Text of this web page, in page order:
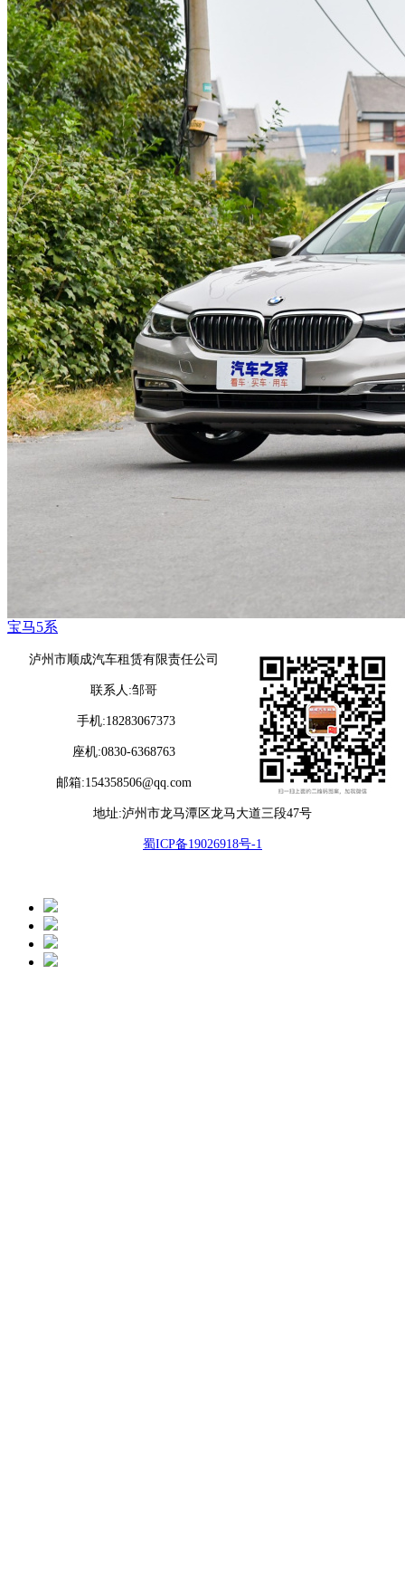
宝马5系
泸州市顺成汽车租赁有限责任公司
联系人:邹哥
手机:18283067373
座机:0830-6368763
邮箱:154358506@qq.com
地址:泸州市龙马潭区龙马大道三段47号
蜀ICP备19026918号-1